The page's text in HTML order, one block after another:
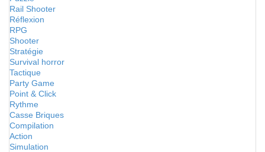
Rail Shooter
Réflexion
RPG
Shooter
Stratégie
Survival horror
Tactique
Party Game
Point & Click
Rythme
Casse Briques
Compilation
Action
Simulation